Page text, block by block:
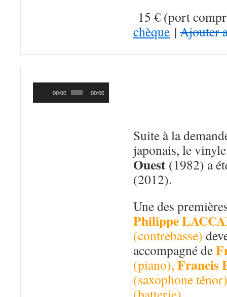
15 € (port
chèque | Ajouter
00:00 00:00
Suite à la
japonais, le
Ouest (1982) a
(2012).
Une des
Philippe
(contrebasse)
accompagné de
(piano), Francis
(saxophone